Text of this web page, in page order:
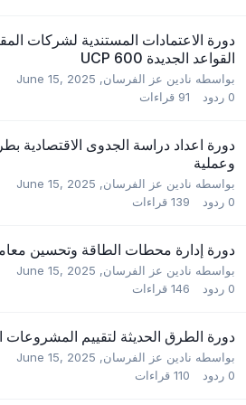
دورة الاعتمادات المستندية لشركات
القواعد الجديدة UCP 600
بواسطه نادين عز الفرسان,
June 15, 2025
0 ردود 91 قراءات
دورة اعداد دراسة الجدوى الاقتصادية
وعملية
بواسطه نادين عز الفرسان,
June 15, 2025
0 ردود 139 قراءات
دورة إدارة محطات الطاقة وتحسين
بواسطه نادين عز الفرسان,
June 15, 2025
0 ردود 146 قراءات
دورة الطرق الحديثة لتقييم المشروعات
بواسطه نادين عز الفرسان,
June 15, 2025
0 ردود 110 قراءات